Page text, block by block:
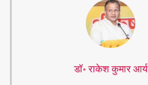
डॉ॰ राकेश कुमार आर्य